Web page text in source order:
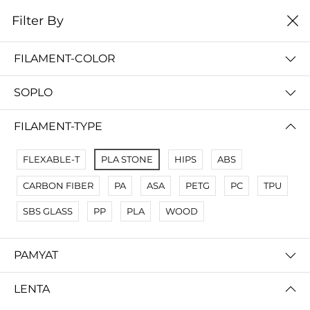
0
No Results
Not Found Filters1
Not Found Filters2
Filter By
FILAMENT-COLOR
SOPLO
FILAMENT-TYPE
FLEXABLE-T PLA STONE HIPS ABS
CARBON FIBER PA ASA PETG PC TPU
SBS GLASS PP PLA WOOD
PAMYAT
LENTA